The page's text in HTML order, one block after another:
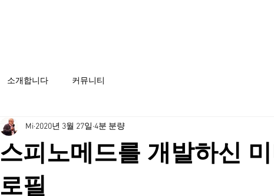
소개합니다 커뮤니티
스피노메드를 개발하신
로필
Mi 2020년 3월 27일 4분 분량